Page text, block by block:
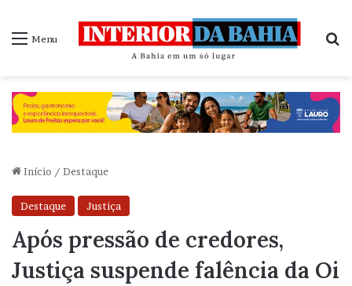
Menu
Início / Destaque
Destaque Justiça
Após pressão de credores,
Justiça suspende falência da Oi